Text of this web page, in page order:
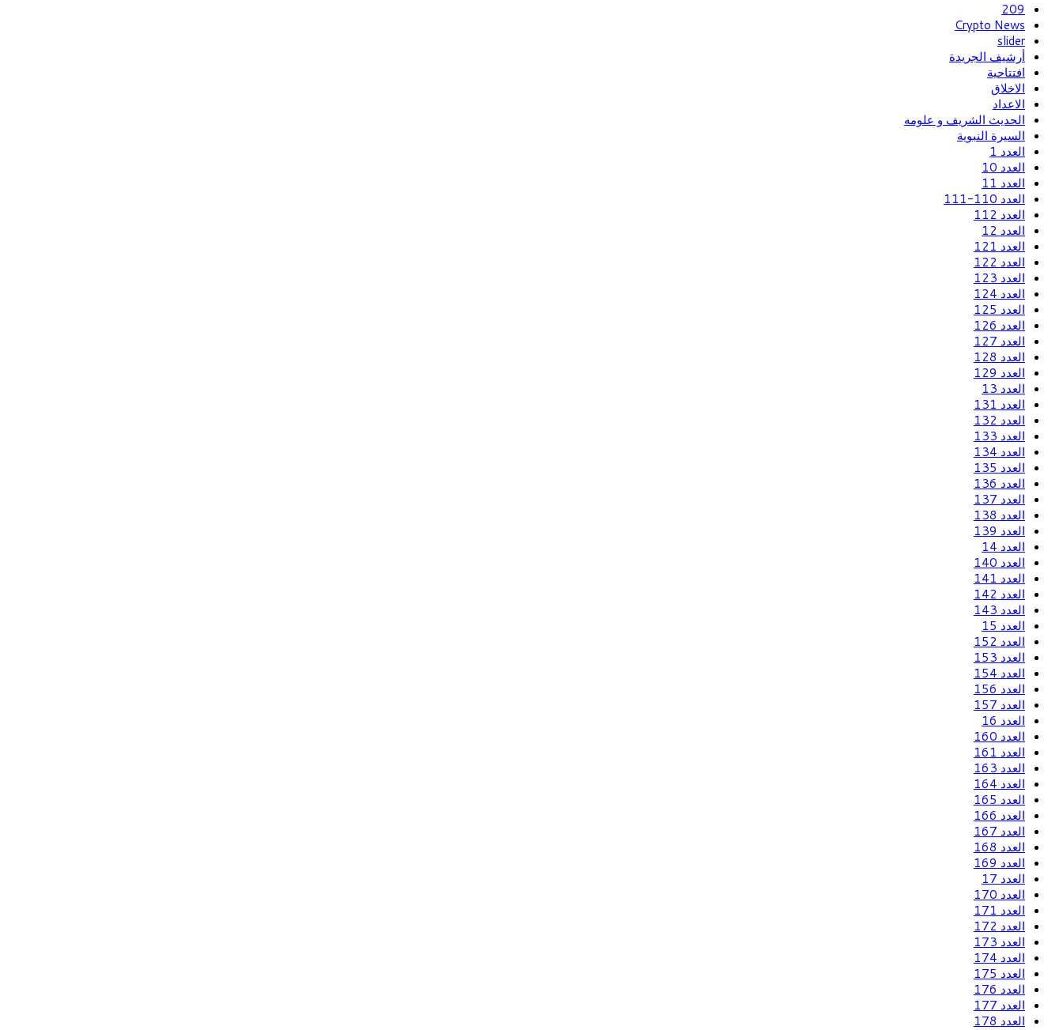
209
Crypto News
slider
أرشيف الجريدة
افتتاحية
الاخلاق
الاعداد
الحديث الشريف و علومه
السيرة النبوية
العدد 1
العدد 10
العدد 11
العدد 110-111
العدد 112
العدد 12
العدد 121
العدد 122
العدد 123
العدد 124
العدد 125
العدد 126
العدد 127
العدد 128
العدد 129
العدد 13
العدد 131
العدد 132
العدد 133
العدد 134
العدد 135
العدد 136
العدد 137
العدد 138
العدد 139
العدد 14
العدد 140
العدد 141
العدد 142
العدد 143
العدد 15
العدد 152
العدد 153
العدد 154
العدد 156
العدد 157
العدد 16
العدد 160
العدد 161
العدد 163
العدد 164
العدد 165
العدد 166
العدد 167
العدد 168
العدد 169
العدد 17
العدد 170
العدد 171
العدد 172
العدد 173
العدد 174
العدد 175
العدد 176
العدد 177
العدد 178